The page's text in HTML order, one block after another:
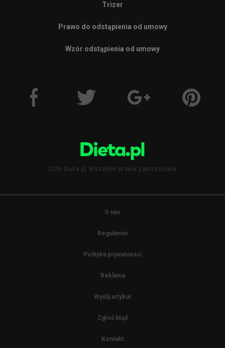
Trizer
Prawo do odstąpienia od umowy
Wzór odstąpienia od umowy
2026 Dieta.pl Wszelkie prawa zastrzeżone.
O nas
Regulamin
Polityka prywatności
Reklama
Wyślij artykuł
Zgłoś błąd
Kontakt